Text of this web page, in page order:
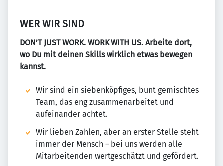
WER WIR SIND
DON’T JUST WORK. WORK WITH US. Arbeite dort,
wo Du mit deinen Skills wirklich etwas bewegen
kannst.
Wir sind ein siebenköpfiges, bunt gemischtes
Team, das eng zusammenarbeitet und
aufeinander achtet.
Wir lieben Zahlen, aber an erster Stelle steht
immer der Mensch – bei uns werden alle
Mitarbeitenden wertgeschätzt und gefördert.